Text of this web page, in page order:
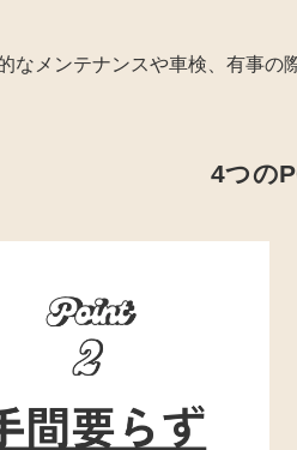
メンテナンスや車検、有事の
4つの